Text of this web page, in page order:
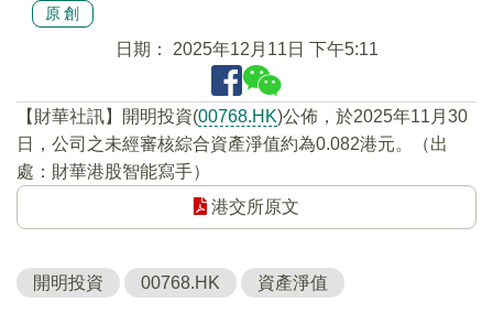
原創
日期： 2025年12月11日 下午5:11
【財華社訊】開明投資(00768.HK)公佈，於2025年11月30
日，公司之未經審核綜合資產淨值約為0.082港元。（出
處：財華港股智能寫手）
港交所原文
開明投資 00768.HK 資產淨值